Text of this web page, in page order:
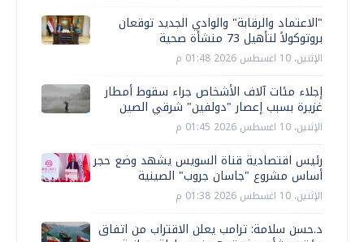
"الاعتماد والرقابة" والوادي الجديد توقعان
بروتوكولاً لتأهيل 73 منشأة صحية
الإثنين، 10 اغسطس 2026 01:48 م
إجلاء مئات آلاف الأشخاص جراء سقوط أمطار
غزيرة بسبب إعصار "دولفين" شرقي الصين
الإثنين، 10 اغسطس 2026 01:45 م
رئيس اقتصادية قناة السويس يشهد وضع حجر
أساس مشروع "جاسان جروب" الصينية
الإثنين، 10 اغسطس 2026 01:38 م
د.حسن سلامة: ترامب يعلن الاقتراب من اتفاق